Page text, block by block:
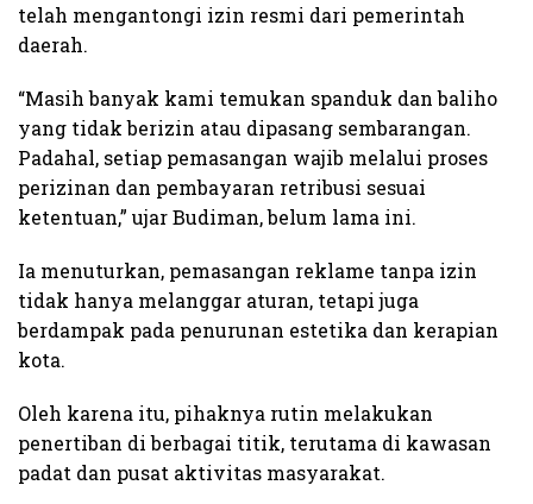
telah mengantongi izin resmi dari pemerintah
daerah.
“Masih banyak kami temukan spanduk dan baliho
yang tidak berizin atau dipasang sembarangan.
Padahal, setiap pemasangan wajib melalui proses
perizinan dan pembayaran retribusi sesuai
ketentuan,” ujar Budiman, belum lama ini.
Ia menuturkan, pemasangan reklame tanpa izin
tidak hanya melanggar aturan, tetapi juga
berdampak pada penurunan estetika dan kerapian
kota.
Oleh karena itu, pihaknya rutin melakukan
penertiban di berbagai titik, terutama di kawasan
padat dan pusat aktivitas masyarakat.